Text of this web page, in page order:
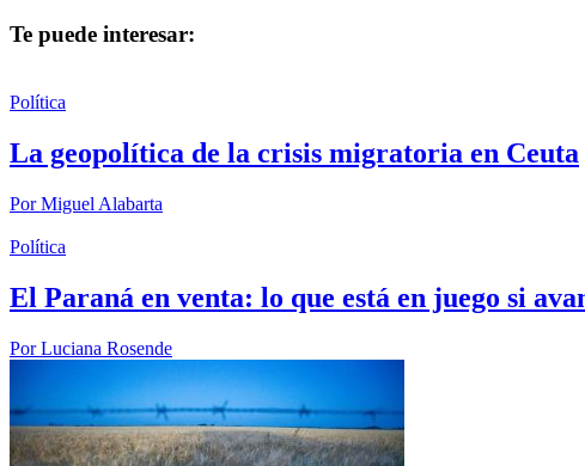
Te puede interesar:
Política
La geopolítica de la crisis migratoria en Ceuta
PorMiguel Alabarta
Política
El Paraná en venta: lo que está en juego si
PorLuciana Rosende